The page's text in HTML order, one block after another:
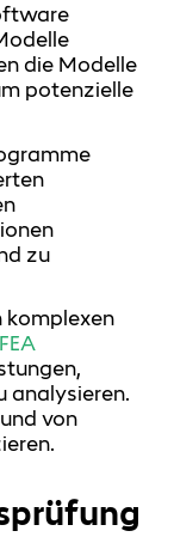
die Modelle
potenzielle
zu
komplexen
FEA
analysieren.
von